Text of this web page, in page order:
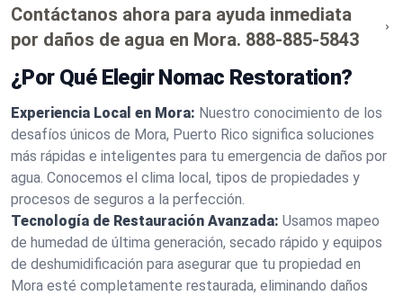
Contáctanos ahora para ayuda inmediata
por daños de agua en Mora. 888-885-5843
¿Por Qué Elegir Nomac Restoration?
Experiencia Local en Mora: Nuestro conocimiento de los
desafíos únicos de Mora, Puerto Rico significa soluciones
más rápidas e inteligentes para tu emergencia de daños por
agua. Conocemos el clima local, tipos de propiedades y
procesos de seguros a la perfección.
Tecnología de Restauración Avanzada: Usamos mapeo
de humedad de última generación, secado rápido y equipos
de deshumidificación para asegurar que tu propiedad en
Mora esté completamente restaurada, eliminando daños